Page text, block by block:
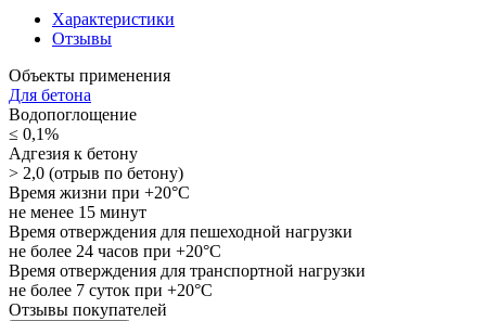
Характеристики
Отзывы
Объекты применения
Для бетона
Водопоглощение
≤ 0,1%
Адгезия к бетону
> 2,0 (отрыв по бетону)
Время жизни при +20°С
не менее 15 минут
Время отверждения для пешеходной нагрузки
не более 24 часов при +20°С
Время отверждения для транспортной нагрузки
не более 7 суток при +20°С
Отзывы покупателей